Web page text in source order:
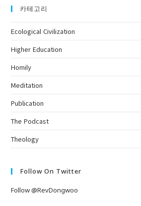
카테고리
Ecological Civilization
Higher Education
Homily
Meditation
Publication
The Podcast
Theology
Follow On Twitter
Follow @RevDongwoo